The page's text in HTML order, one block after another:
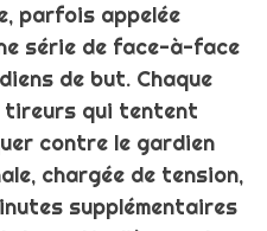
parfois appelée
série de face-à-face
de but. Chaque
tireurs qui tentent
contre le gardien
chargée de tension,
supplémentaires